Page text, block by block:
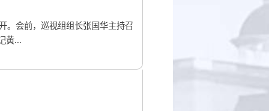
。会前，巡视组组长张国华主持召
黄...